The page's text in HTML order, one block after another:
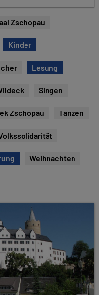
Zschopau
Kinder
Lesung
Singen
Zschopau Tanzen
Weihnachten